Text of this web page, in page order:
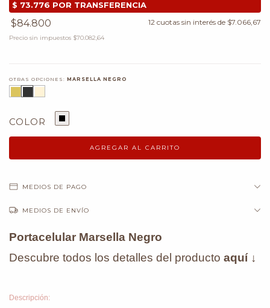
$84.800 12 cuotas sin interés de $7.066,67
Precio sin impuestos $70.082,64
OTRAS OPCIONES: MARSELLA NEGRO
COLOR
MEDIOS DE PAGO
MEDIOS DE ENVÍO
Portacelular Marsella Negro
Descubre todos los detalles del producto aquí ↓
Descripción: